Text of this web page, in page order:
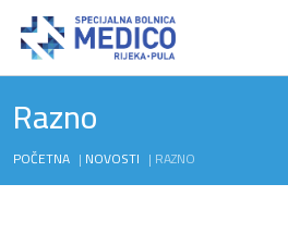
Razno
POČETNA | NOVOSTI | RAZNO